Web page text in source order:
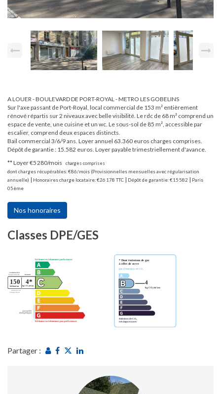
A LOUER - BOULEVARD DE PORT-ROYAL - METRO LES GOBELINS
Sur l'axe passant de Port-Royal, local commercial de 153 m² entièrement
rénové répartis sur 2 niveaux avec belle visibilité. Le rdc de 68 m² comprend un
espace de vente, une cuisine et un wc. Le sous-sol de 85 m², accessible par
escalier, comprend deux espaces distincts.
Bail commercial 3/6/9 ans. Loyer annuel 63.360 euros charges comprises.
Dépôt de garantie : 15.582 euros. Loyer payable trimestriellement d'avance.
**Loyer €5 280/mois
charges comprises
dont charges récupérables: €86/mois (Provisionnelles mensuelles avec régularisation
annuelle) | Honoraires charge locataire: €26 178 TTC | Dépôt de garantie: €15 582 | Paris
05ème
Nos honoraires
Classes DPE/GES
Partager :